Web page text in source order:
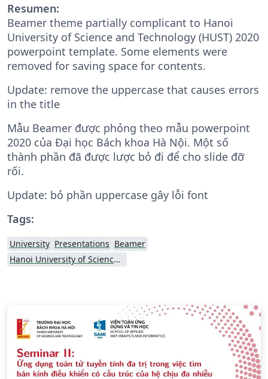
Resumen:
Beamer theme partially complicant to Hanoi
University of Science and Technology (HUST) 2020
powerpoint template. Some elements were
removed for saving space for contents.
Update: remove the uppercase that causes errors
in the title
Mẫu Beamer được phỏng theo mẫu powerpoint
2020 của Đại học Bách khoa Hà Nội. Một số
thành phần đã được lược bỏ đi để cho slide đỡ
rối.
Update: bỏ phần uppercase gây lỗi font
Tags:
University Presentations Beamer
Hanoi University of Science and Technology